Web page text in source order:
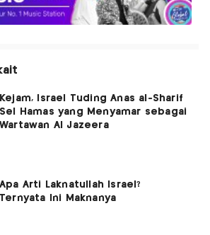
Kejam, Israel Tuding Anas al-Sharif
Sel Hamas yang Menyamar sebagai
Wartawan Al Jazeera
Apa Arti Laknatullah Israel?
Ternyata Ini Maknanya